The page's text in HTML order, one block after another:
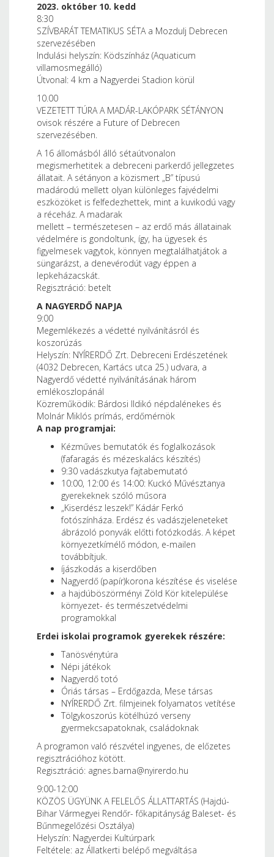
2023. október 10. kedd
8:30
SZÍVBARÁT TEMATIKUS SÉTA a Mozdulj Debrecen
szervezésében
Indulási helyszín: Ködszínház (Aquaticum
villamosmegálló)
Útvonal: 4 km a Nagyerdei Stadion körül
10.00
VEZETETT TÚRA A MADÁR-LAKÓPARK SÉTÁNYON
ovisok részére a Future of Debrecen
szervezésében.
A 16 állomásból álló sétaútvonalon
megismerhetitek a debreceni parkerdő jellegzetes
állatait. A sétányon a közismert „B” típusú
madárodú mellett olyan különleges fajvédelmi
eszközöket is felfedezhettek, mint a kuvikodú vagy
a réceház. A madarak
mellett – természetesen – az erdő más állatainak
védelmére is gondoltunk, így, ha ügyesek és
figyelmesek vagytok, könnyen megtalálhatjátok a
süngarázst, a denevérodút vagy éppen a
lepkeházacskát.
Regisztráció: betelt
A NAGYERDŐ NAPJA
9:00
Megemlékezés a védetté nyilvánításról és
koszorúzás
Helyszín: NYÍRERDŐ Zrt. Debreceni Erdészetének
(4032 Debrecen, Kartács utca 25.) udvara, a
Nagyerdő védetté nyilvánításának három
emlékoszlopánál
Közreműködik: Bárdosi Ildikó népdalénekes és
Molnár Miklós prímás, erdőmérnök
A nap programjai:
Kézműves bemutatók és foglalkozások
(fafaragás és mézeskalács készítés)
9:30 vadászkutya fajtabemutató
10:00, 12:00 és 14:00: Kuckó Művésztanya
gyerekeknek szóló műsora
„Kiserdész leszek!” Kádár Ferkó
fotószínháza. Erdész és vadászjeleneteket
ábrázoló ponyvák előtti fotózkodás. A képet
környezetkímélő módon, e-mailen
továbbítjuk.
íjászkodás a kiserdőben
Nagyerdő (papír)korona készítése és viselése
a hajdúböszörményi Zöld Kör kitelepülése
környezet- és természetvédelmi
programokkal
Erdei iskolai programok gyerekek részére:
Tanösvénytúra
Népi játékok
Nagyerdő totó
Óriás társas – Erdőgazda, Mese társas
NYÍRERDŐ Zrt. filmjeinek folyamatos vetítése
Tölgykoszorús kötélhúzó verseny
gyermekcsapatoknak, családoknak
A programon való részvétel ingyenes, de előzetes
regisztrációhoz kötött.
Regisztráció: agnes.barna@nyirerdo.hu
9:00-12:00
KÖZÖS ÜGYÜNK A FELELŐS ÁLLATTARTÁS (Hajdú-
Bihar Vármegyei Rendőr- főkapitányság Baleset- és
Bűnmegelőzési Osztálya)
Helyszín: Nagyerdei Kultúrpark
Feltétele: az Állatkerti belépő megváltása